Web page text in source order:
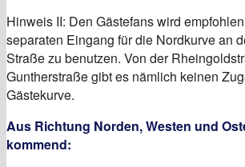
Hinweis II: Den Gästefans wird
separaten Eingang für die Nordkurve an
Straße zu benutzen. Von der
Guntherstraße gibt es nämlich keinen
Gästekurve.
Aus Richtung Norden, Westen und
kommend: